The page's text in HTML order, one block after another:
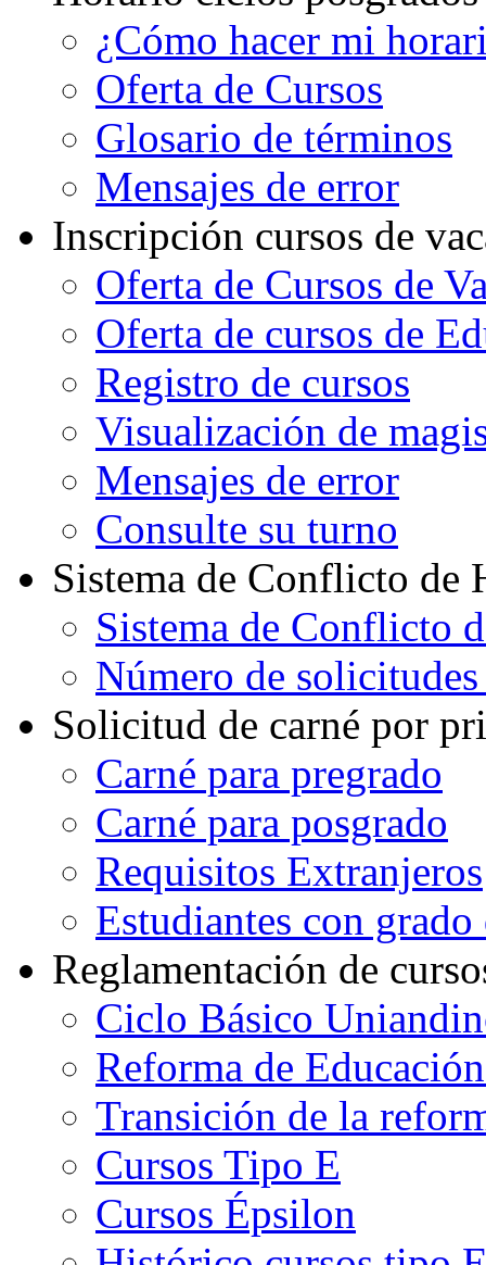
¿Cómo hacer mi
Oferta de Cursos
Glosario de términos
Mensajes de error
Inscripción cursos de
Oferta de Cursos de
Oferta de cursos de
Registro de cursos
Visualización de
Mensajes de error
Consulte su turno
Sistema de Conflicto de
Sistema de Conflicto
Número de
Solicitud de carné por
Carné para pregrado
Carné para posgrado
Requisitos Extranjeros
Estudiantes con
Reglamentación de
Ciclo Básico
Reforma de
Transición de la
Cursos Tipo E
Cursos Épsilon